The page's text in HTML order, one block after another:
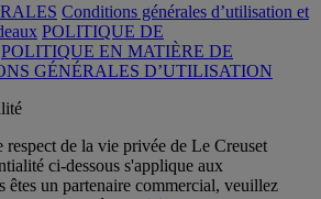
Conditions générales d’utilisation et
POLITIQUE DE
POLITIQUE EN MATIÈRE DE
GÉNÉRALES D’UTILISATION
de la vie privée de Le Creuset
ci-dessous s'applique aux
êtes un partenaire commercial, veuillez